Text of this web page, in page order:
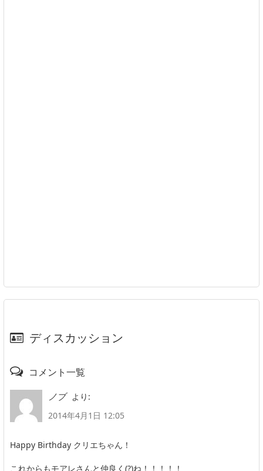
ディスカッション
コメント一覧
ノブ
より:
2014年4月1日 12:05
Happy Birthday クリエちゃん！
これからもモアレさんと仲良く(?)ね！！！！！